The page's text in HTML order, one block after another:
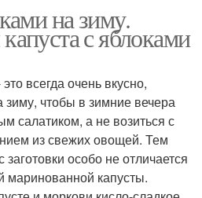
на зиму.
с яблоками
всегда очень вкусно,
зиму, чтобы в зимние вечера
салатиком, а не возиться с
из свежих овощей. Тем
особо не отличается
маринованной капусты.